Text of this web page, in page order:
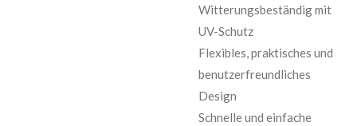
Witterungsbeständig mit
UV-Schutz
Flexibles, praktisches und
benutzerfreundliches
Design
Schnelle und einfache